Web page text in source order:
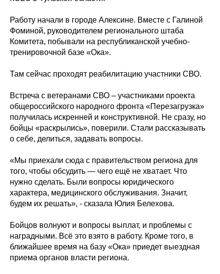
Работу начали в городе Алексине. Вместе с Галиной
Фоминой, руководителем регионального штаба
Комитета, побывали на республиканской учебно-
тренировочной базе «Ока».
Там сейчас проходят реабилитацию участники СВО.
Встреча с ветеранами СВО – участниками проекта
общероссийского народного фронта «Перезагрузка»
получилась искренней и конструктивной. Не сразу, но
бойцы «раскрылись», поверили. Стали рассказывать
о себе, делиться, задавать вопросы.
«Мы приехали сюда с правительством региона для
того, чтобы обсудить — чего ещё не хватает. Что
нужно сделать. Были вопросы юридического
характера, медицинского обслуживания. Значит,
будем их решать», - сказала Юлия Белехова.
Бойцов волнуют и вопросы выплат, и проблемы с
наградными. Всё это взято в работу. Кроме того, в
ближайшее время на базу «Ока» приедет выездная
приема органов власти региона.